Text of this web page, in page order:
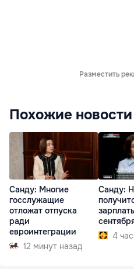
Разместить
Похожие новости
Санду: Многие
госслужащие
отложат отпуска
ради
евроинтеграции
12 минут назад
Санду:
4